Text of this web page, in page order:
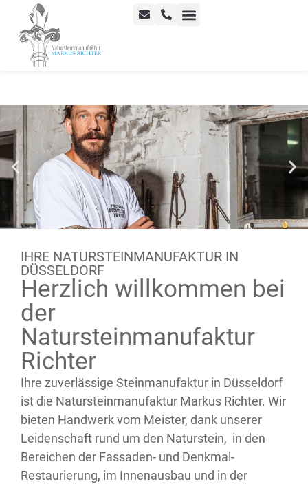
IHRE NATURSTEINMANUFAKTUR IN
DÜSSELDORF
Herzlich willkommen bei
der
Natursteinmanufaktur
Richter
Ihre zuverlässige Steinmanufaktur in Düsseldorf
ist die Natursteinmanufaktur Markus Richter. Wir
bieten Handwerk vom Meister, dank unserer
Leidenschaft rund um den Naturstein, in den
Bereichen der Fassaden- und Denkmal-
Restaurierung, im Innenausbau und in der